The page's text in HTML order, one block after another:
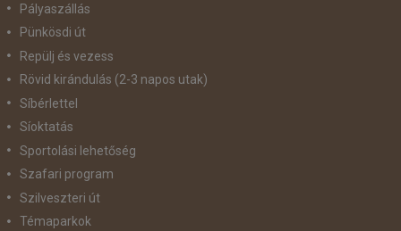
Pályaszállás
Pünkösdi út
Repülj és vezess
Rövid kirándulás (2-3 napos utak)
Síbérlettel
Síoktatás
Sportolási lehetőség
Szafari program
Szilveszteri út
Témaparkok